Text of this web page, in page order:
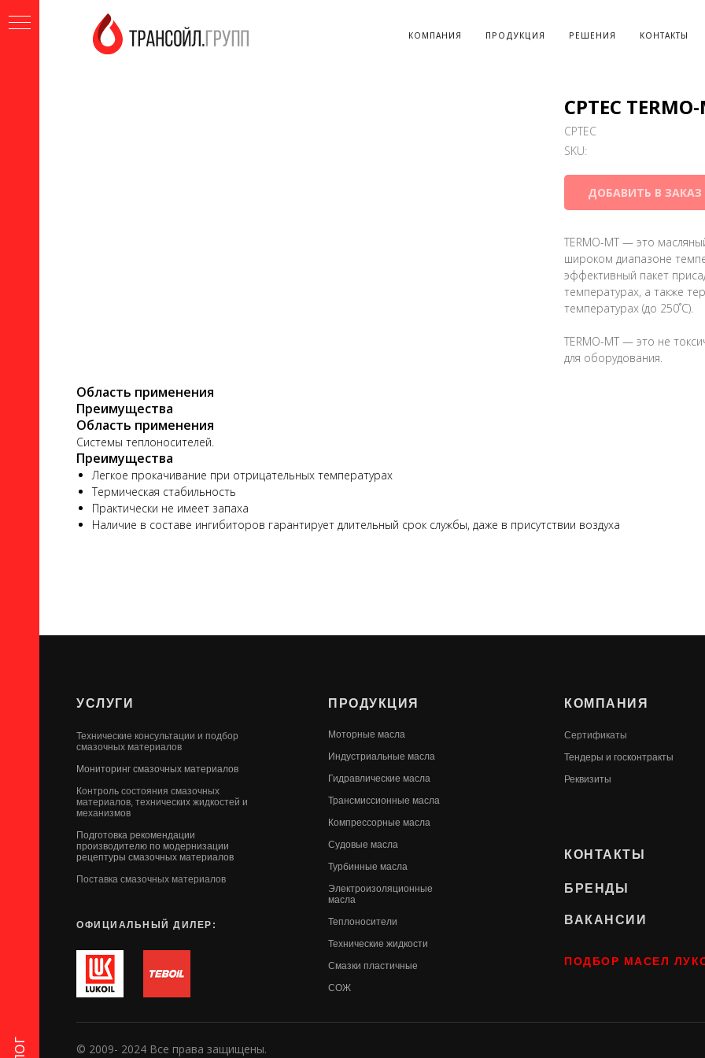
КОМПАНИЯ ПРОДУКЦИЯ РЕШЕНИЯ КОНТАКТЫ
CPTEC
CPTEC
SKU:
ДОБАВИТЬ В ЗАКАЗ
TERMO-MT — это
широком диапазоне
эффективный пакет
температурах, а также
температурах (до 250˚C).
TERMO-MT — это не
для оборудования.
Область применения
Преимущества
Область применения
Системы теплоносителей.
Преимущества
Легкое прокачивание при отрицательных температурах
Термическая стабильность
Практически не имеет запаха
Наличие в составе ингибиторов гарантирует длительный срок службы, даже в присутствии воздуха
УСЛУГИ
Технические консультации и подбор
смазочных материалов
Мониторинг смазочных материалов
Контроль состояния смазочных
материалов, технических жидкостей и
механизмов
Подготовка рекомендации
производителю по модернизации
рецептуры смазочных материалов
Поставка смазочных материалов
ПРОДУКЦИЯ КОМПАНИЯ
© 2009- 2024 Все права защищены.
Моторные масла
Индустриальные масла
Гидравлические масла
Трансмиссионные масла
Компрессорные масла
Судовые масла
Турбинные масла
Электроизоляционные
масла
Теплоносители
Технические жидкости
Смазки пластичные
СОЖ
Сертификаты
Тендеры и госконтракты
Реквизиты
КОНТАКТЫ
ОФИЦИАЛЬНЫЙ ДИЛЕР:
БРЕНДЫ
ПОДБОР МАСЕЛ
ВАКАНСИИ